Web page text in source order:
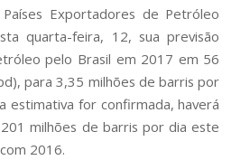
Exportadores de Petróleo
quarta-feira, 12, sua previsão
pelo Brasil em 2017 em 56
para 3,35 milhões de barris por
estimativa for confirmada, haverá
milhões de barris por dia este
2016.